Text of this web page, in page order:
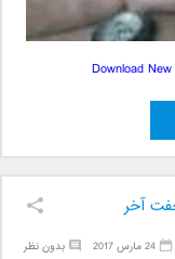
Download
آخر
بدون نظر 24 مارس 2017